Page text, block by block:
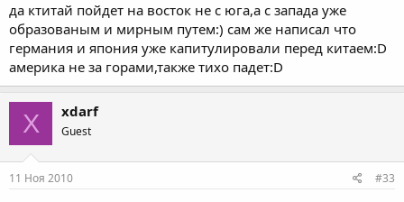
да ктитай пойдет на восток не с юга,а с запада уже
образованым и мирным путем:) сам же написал что
германия и япония уже капитулировали перед китаем:D
америка не за горами,также тихо падет:D
X xdarf
Guest
11 Ноя 2010 #33